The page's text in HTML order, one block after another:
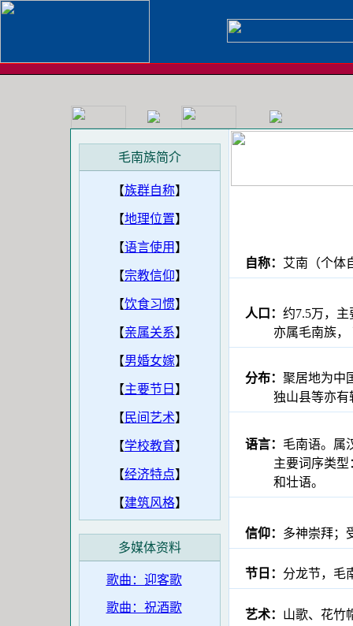
毛南族简介
【族群自称】
【地理位置】
【语言使用 】
【宗教信仰】
【饮食习惯】
【亲属关系】
【男婚女嫁】
【主要节日 】
【 民间艺术】
【学校教育】
【经济特点】
【建筑风格】
多媒体资料
歌曲：迎客歌
歌曲：祝酒歌
自称： 艾南（个
人口： 约7.5万，
亦属毛南族， 可
分布： 聚居地为中
独山县等亦有较
语言： 毛南语。属
主要词序类型：主
和壮语。
信仰： 多神崇拜；
节日： 分龙节，毛
艺术： 山歌、花竹